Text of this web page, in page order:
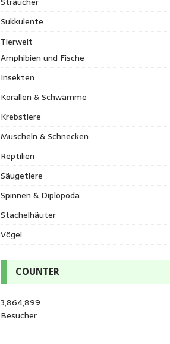
Sukkulente
Tierwelt
Amphibien und Fische
Insekten
Korallen & Schwämme
Krebstiere
Muscheln & Schnecken
Reptilien
Säugetiere
Spinnen & Diplopoda
Stachelhäuter
Vögel
COUNTER
3,864,899
Besucher